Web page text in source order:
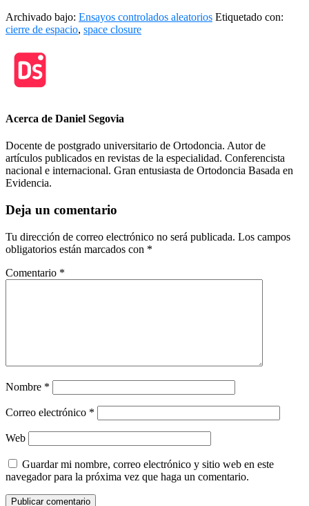
Archivado bajo: Ensayos controlados aleatorios Etiquetado con:
cierre de espacio, space closure
Acerca de Daniel Segovia
Docente de postgrado universitario de Ortodoncia. Autor de
artículos publicados en revistas de la especialidad. Conferencista
nacional e internacional. Gran entusiasta de Ortodoncia Basada en
Evidencia.
Interacciones
lector
Deja un comentario
Tu dirección de correo electrónico no será publicada. Los campos
obligatorios están marcados con *
Comentario *
Nombre *
Correo electrónico *
Web
Guardar mi nombre, correo electrónico y sitio web en este
navegador para la próxima vez que haga un comentario.